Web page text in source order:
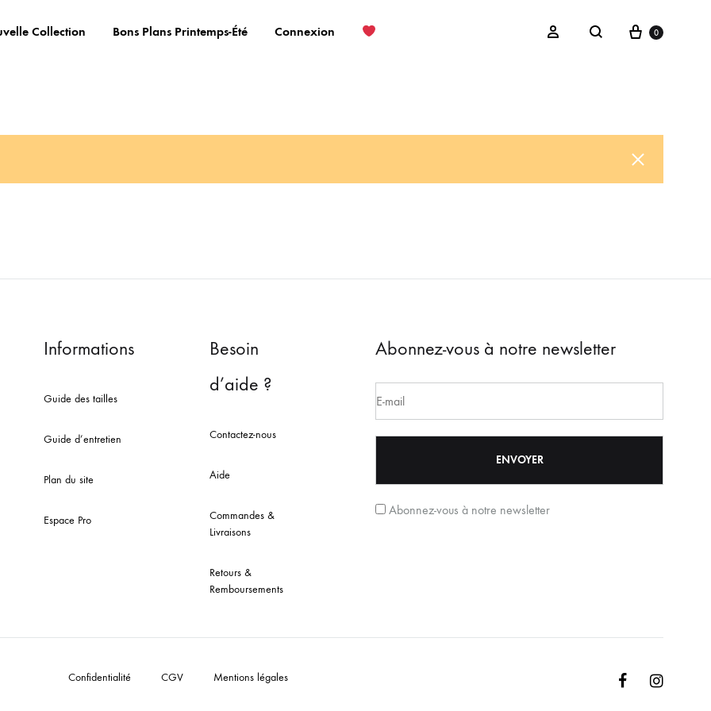
Collection Bons Plans Printemps-Été Connexion Sign in
Search
Cart
0
Informations
Guide des tailles
Guide d’entretien
Plan du site
Espace Pro
Besoin
d’aide ?
Contactez-nous
Aide
Commandes &
Livraisons
Retours &
Remboursements
Abonnez-vous à notre newsletter
Abonnez-vous à notre newsletter
Confidentialité CGV Mentions légales Facebook